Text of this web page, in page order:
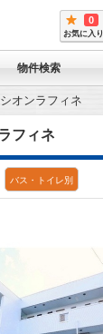
0
お気に入り
物件検索
オンラフィネ
フィネ
バス・トイレ別